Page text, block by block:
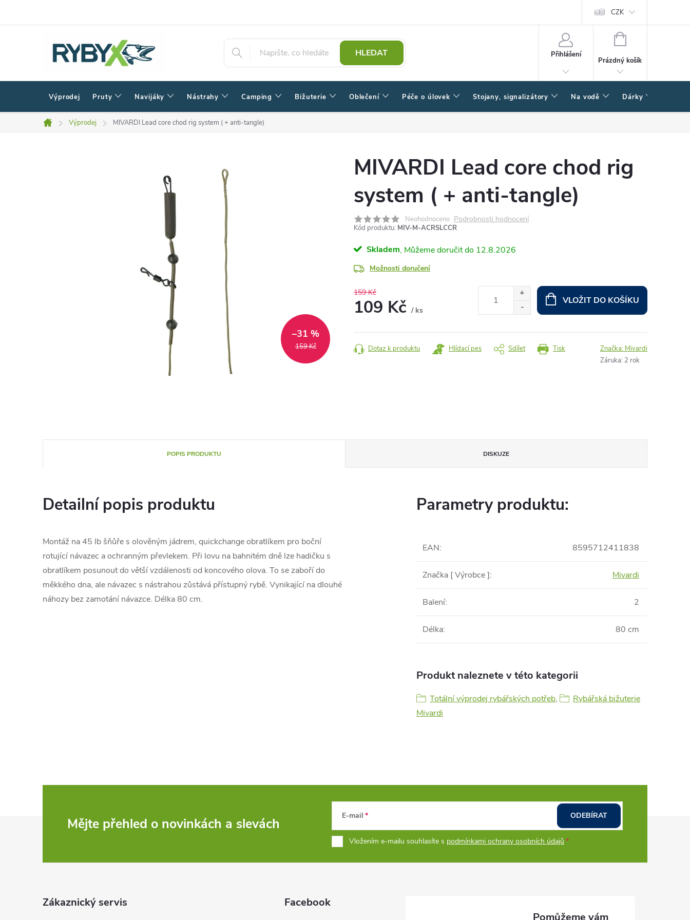
CZK
HLEDAT Přihlášení
NÁKUPNÍ
Prázdný košík
Výprodej Pruty Navijáky Nástrahy Camping Bižuterie Oblečení Péče o úlovek Stojany, signalizátory Na vodě Dárky
Domů
Výprodej MIVARDI Lead core chod rig system ( + anti-tangle)
159 Kč
–31 %
MIVARDI Lead core chod rig
system ( + anti-tangle)
Neohodnoceno Podrobnosti hodnocení
Kód produktu: MIV-M-ACRSLCCR
Skladem 12.8.2026
Možnosti doručení
159 Kč
109 Kč / ks
cena:
VLOŽIT DO KOŠÍKU
Tisk
Dotaz k produktu Hlídací pes Sdílet Značka: Mivardi
Záruka: 2 rok
POPIS PRODUKTU DISKUZE
Detailní popis produktu
Montáž na 45 lb šňůře s olověným jádrem, quickchange obratlíkem pro boční
rotující návazec a ochranným převlekem. Při lovu na bahnitém dně lze hadičku s
obratlíkem posunout do větší vzdálenosti od koncového olova. To se zaboří do
měkkého dna, ale návazec s nástrahou zůstává přístupný rybě. Vynikající na dlouhé
náhozy bez zamotání návazce. Délka 80 cm.
Parametry produktu:
EAN: 8595712411838
Značka [ Výrobce ]: Mivardi
Balení: 2
Délka: 80 cm
Produkt naleznete v této kategorii
Totální výprodej rybářských potřeb,
Rybářská bižuterie
Mivardi
Mějte přehled o novinkách a slevách E-mail
Vložením e-mailu souhlasíte s podmínkami ochrany osobních údajů
ODEBÍRAT
Zákaznický servis Facebook